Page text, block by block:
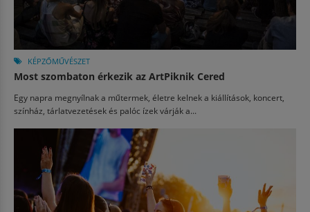
KÉPZŐMŰVÉSZET
Most szombaton érkezik az ArtPiknik Cered
Egy napra megnyílnak a műtermek, életre kelnek a kiállítások, koncert,
színház, tárlatvezetések és palóc ízek várják a...